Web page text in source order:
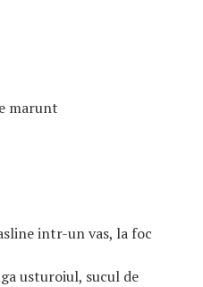
marunt
intr-un vas, la foc
usturoiul, sucul de